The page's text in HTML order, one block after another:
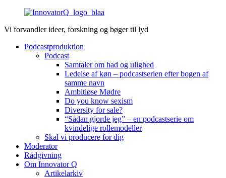
indhold
Vi forvandler ideer, forskning og bøger til lyd
Podcastproduktion
Podcast
Samtaler om had og ulighed
Ledelse af køn – podcastserien efter bogen af
samme navn
Ambitiøse Mødre
Do you know sexism
Diversity for sale?
“Sådan gjorde jeg” – en podcastserie om
kvindelige rollemodeller
Skal vi producere for dig
Moderator
Rådgivning
Om Innovator Q
Artikelarkiv